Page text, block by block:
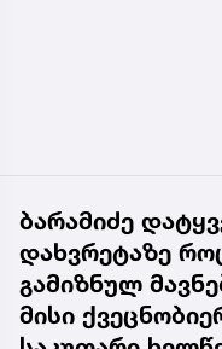
ბარამიძე
დახვრეტაზე
გამიზნულ
მისი